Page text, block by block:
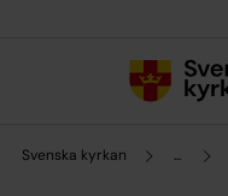
Svenska kyrkan ...